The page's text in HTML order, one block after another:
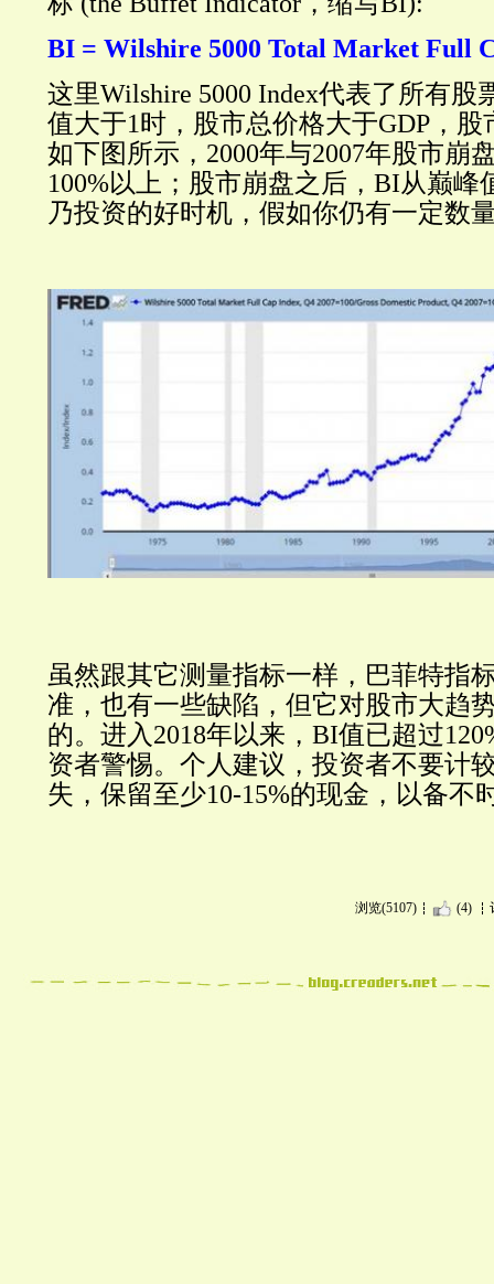
BI = Wilshire 5000 Total Market Full
这里Wilshire 5000 Index代表了所有股
值大于1时，股市总价格大于GDP，
如下图所示，2000年与2007年股市崩
100%以上；股市崩盘之后，BI从巅峰
乃投资的好时机，假如你仍有一定数
虽然跟其它测量指标一样，巴菲特指
准，也有一些缺陷，但它对股市大趋
的。进入 2018年以来，BI值已超过
资者警惕。个人建议，投资者不要计
失，保留至少10-15%的现金，以备不
浏览(5107) (4)